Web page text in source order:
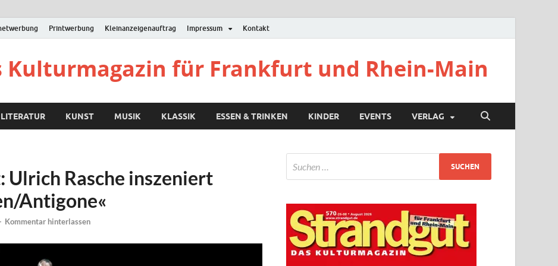
Printwerbung Kleinanzeigenauftrag Impressum Kontakt
Kulturmagazin für Frankfurt und Rhein-Main
LITERATUR KUNST MUSIK KLASSIK ESSEN & TRINKEN KINDER EVENTS VERLAG
Ulrich Rasche inszeniert
Antigone«
Kommentar hinterlassen